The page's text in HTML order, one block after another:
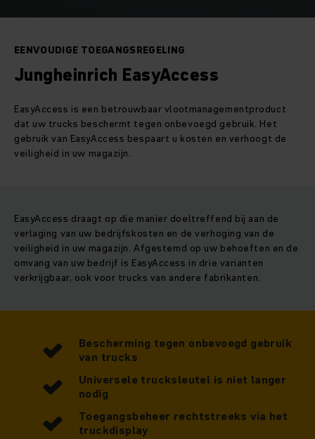
EENVOUDIGE TOEGANGSREGELING
Jungheinrich EasyAccess
EasyAccess is een betrouwbaar vlootmanagementproduct
dat uw trucks beschermt tegen onbevoegd gebruik. Het
gebruik van EasyAccess bespaart u kosten en verhoogt de
veiligheid in uw magazijn.
EasyAccess draagt op die manier doeltreffend bij aan de
verlaging van uw bedrijfskosten en de verhoging van de
veiligheid in uw magazijn. Afgestemd op uw behoeften en de
omvang van uw bedrijf is EasyAccess in drie varianten
verkrijgbaar, ook voor trucks van andere fabrikanten.
Bescherming tegen onbevoegd gebruik
van trucks
Universele trucksleutel is niet langer
nodig
Toegangsbeheer rechtstreeks via het
truckdisplay